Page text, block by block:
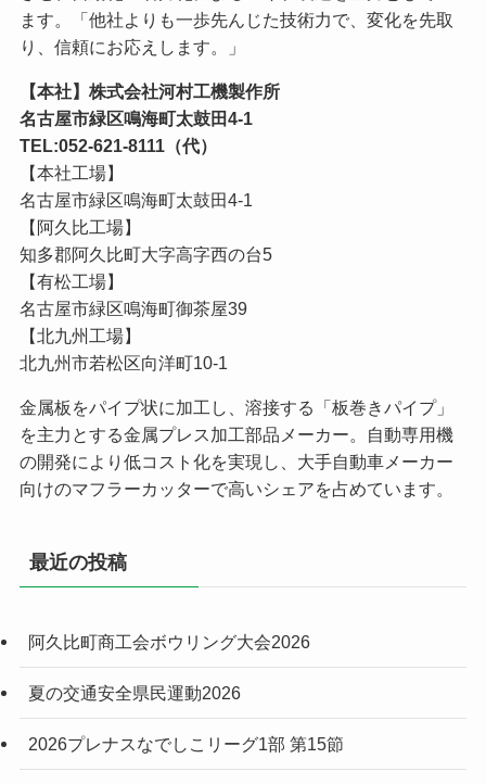
ます。「他社よりも一歩先んじた技術力で、変化を先取
り、信頼にお応えします。」
【本社】株式会社河村工機製作所
名古屋市緑区鳴海町太鼓田4-1
TEL:052-621-8111（代）
【本社工場】
名古屋市緑区鳴海町太鼓田4-1
【阿久比工場】
知多郡阿久比町大字高字西の台5
【有松工場】
名古屋市緑区鳴海町御茶屋39
【北九州工場】
北九州市若松区向洋町10-1
金属板をパイプ状に加工し、溶接する「板巻きパイプ」
を主力とする金属プレス加工部品メーカー。自動専用機
の開発により低コスト化を実現し、大手自動車メーカー
向けのマフラーカッターで高いシェアを占めています。
最近の投稿
阿久比町商工会ボウリング大会2026
夏の交通安全県民運動2026
2026プレナスなでしこリーグ1部 第15節